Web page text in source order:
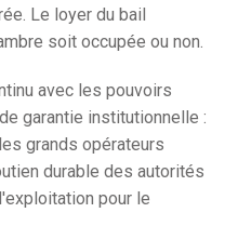
Le loyer du bail
soit occupée ou non.
avec les pouvoirs
garantie institutionnelle :
grands opérateurs
durable des autorités
pour le